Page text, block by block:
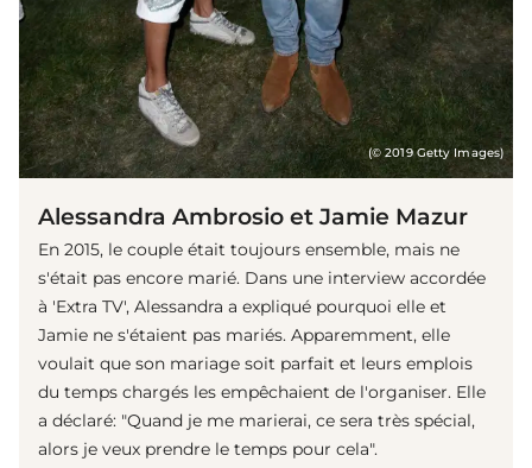
(© 2019 Getty Images)
Alessandra Ambrosio et Jamie Mazur
En 2015, le couple était toujours ensemble, mais ne
s'était pas encore marié. Dans une interview accordée
à 'Extra TV', Alessandra a expliqué pourquoi elle et
Jamie ne s'étaient pas mariés. Apparemment, elle
voulait que son mariage soit parfait et leurs emplois
du temps chargés les empêchaient de l'organiser. Elle
a déclaré: "Quand je me marierai, ce sera très spécial,
alors je veux prendre le temps pour cela".